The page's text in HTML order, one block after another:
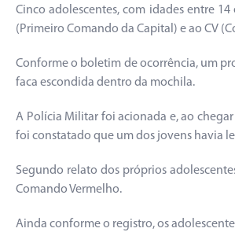
Cinco adolescentes, com idades entre
(Primeiro Comando da Capital) e ao CV
Conforme o boletim de ocorrência, um
faca escondida dentro da mochila.
A Polícia Militar foi acionada e, ao
foi constatado que um dos jovens havia
Segundo relato dos próprios
Comando Vermelho.
Ainda conforme o registro, os